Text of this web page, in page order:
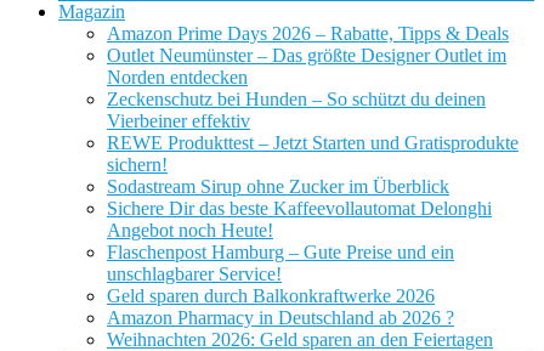
Magazin
Amazon Prime Days 2026 – Rabatte, Tipps & Deals
Outlet Neumünster – Das größte Designer Outlet im
Norden entdecken
Zeckenschutz bei Hunden – So schützt du deinen
Vierbeiner effektiv
REWE Produkttest – Jetzt Starten und Gratisprodukte
sichern!
Sodastream Sirup ohne Zucker im Überblick
Sichere Dir das beste Kaffeevollautomat Delonghi
Angebot noch Heute!
Flaschenpost Hamburg – Gute Preise und ein
unschlagbarer Service!
Geld sparen durch Balkonkraftwerke 2026
Amazon Pharmacy in Deutschland ab 2026 ?
Weihnachten 2026: Geld sparen an den Feiertagen